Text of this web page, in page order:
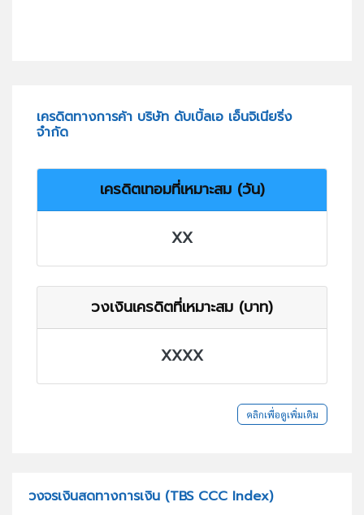
เครดิตทางการค้า บริษัท ดับเบิ้ลเอ เอ็นจิเนียริ่ง
จำกัด
เครดิตเทอมที่เหมาะสม (วัน)
XX
วงเงินเครดิตที่เหมาะสม (บาท)
XXXX
คลิกเพื่อดูเพิ่มเติม
วงจรเงินสดทางการเงิน (TBS CCC Index)